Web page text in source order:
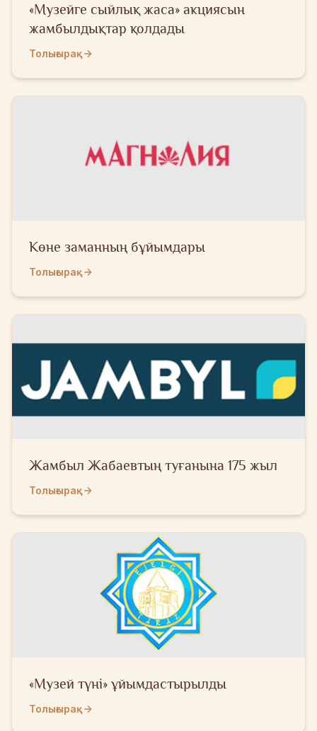
«Музейге сыйлық жаса» акциясын
жамбылдықтар қолдады
Толығырақ
Көне заманның бұйымдары
Толығырақ
Жамбыл Жабаевтың туғанына 175 жыл
Толығырақ
«Музей түні» ұйымдастырылды
Толығырақ